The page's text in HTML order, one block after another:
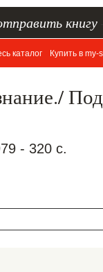
книгу
каталог Купить в my-
- 320 с.